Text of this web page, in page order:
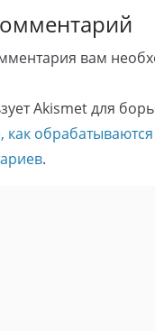
вам
Akismet для
как
.